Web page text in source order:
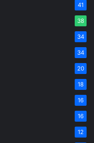
41
38
34
34
20
18
16
16
12